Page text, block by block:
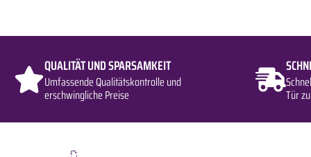
QUALITÄT UND SPARSAMKEIT
Umfassende Qualitätskontrolle und
erschwingliche Preise Tür